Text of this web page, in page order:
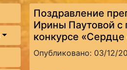
Поздравление
Ирины Паутовой с
конкурсе «Сердце
Опубликовано: 03/12/